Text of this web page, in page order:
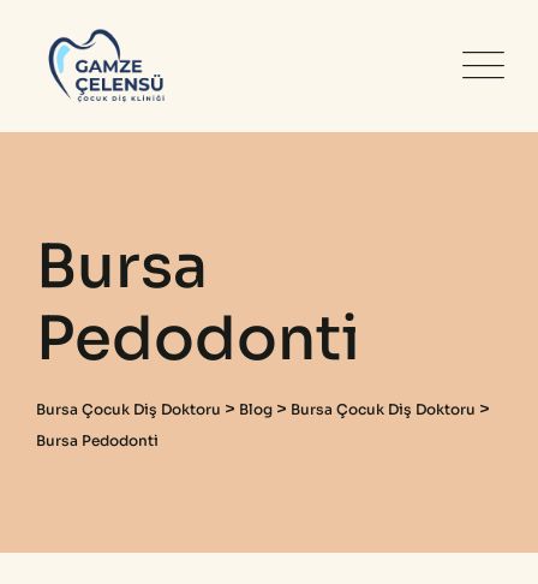
content
Bursa
Pedodonti
Bursa Çocuk Diş Doktoru > Blog > Bursa Çocuk Diş Doktoru >
Bursa Pedodonti